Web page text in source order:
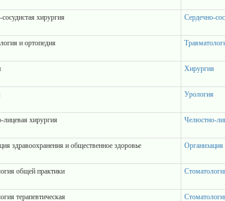
хирургия Сердечно-
и ортопедия
Хирургия
Урология
хирургия Челюстно-
здравоохранения и общественное здоровье Организация
общей практики
терапевтическая